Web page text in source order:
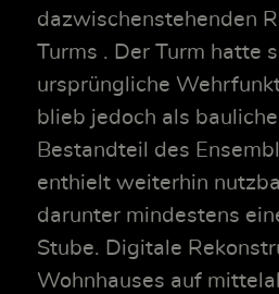
dazwischenstehenden
Turms . Der Turm hatte
ursprüngliche
blieb jedoch als
Bestandteil des
enthielt weiterhin
darunter mindestens
Stube. Digitale
Wohnhauses auf